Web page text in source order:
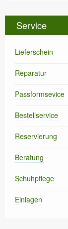
Service
Lieferschein
Reparatur
Passformsevice
Bestellservice
Reservierung
Beratung
Schuhpflege
Einlagen